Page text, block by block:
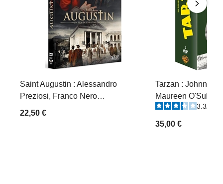
Saint Augustin : Alessandro
Preziosi, Franco Nero…
22,50 €
Tarzan : Johnny
Maureen
3.3/
35,00 €